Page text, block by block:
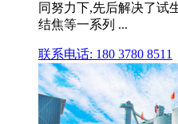
同努力下,先后解决了试
结焦等一系列 ...
联系电话: 180 3780 8511